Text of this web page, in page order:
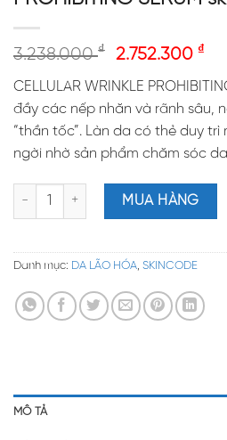
3.238.000₫ 2.752.300 ₫
CELLULAR WRINKLE
đầy các nếp nhăn và rãnh sâu,
“thần tốc”. Làn da có thẻ duy
ngời nhờ sản phẩm chăm sóc
HUYẾT THANH XÓA NẾP NHĂN
MUA HÀNG
Danh mục: DA LÃO HÓA, SKINCODE
MÔ TẢ